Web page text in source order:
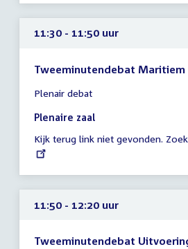
11:30 - 11:50 uur
Tweeminutendebat Maritiem
vergadering
11:30
11:50
uur
Plenair debat
Plenaire zaal
Kijk terug link niet gevonden.
11:50 - 12:20 uur
Tweeminutendebat